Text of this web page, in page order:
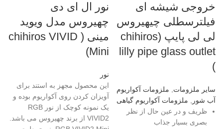
خروجی شیشه ای
فیلترسطلی چیهیروس
لی لی پایپ (chihiros
lilly pipe glass outlet
)
سایر ملزومات, ملزومات آکواریوم
آب شور , ملزومات آکواریوم گیاهی
ظریف و در عین حال از نظر
بصری بسیار جذاب
نور ال ای دی
چهیروس مدل ویوید
مینی ( chihiros VIVID
Mini)
نور
این محصول مجهز به استند برای
آویزان کردن روی آکواریوم بوده و
یک نمونه کوچک از نور RGB
VIVID2 از برند چهیروس می باشد.